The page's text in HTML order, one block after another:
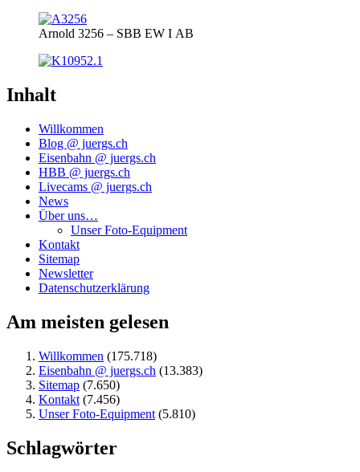
Arnold 3256 – SBB EW I AB
Inhalt
Willkommen
Blog @ juergs.ch
Eisenbahn @ juergs.ch
HBB @ juergs.ch
Livecams @ juergs.ch
News
Über uns…
Unser Foto-Equipment
Kontakt
Sitemap
Newsletter
Datenschutzerklärung
Am meisten gelesen
Willkommen (175.718)
Eisenbahn @ juergs.ch (13.383)
Sitemap (7.650)
Kontakt (7.456)
Unser Foto-Equipment (5.810)
Schlagwörter